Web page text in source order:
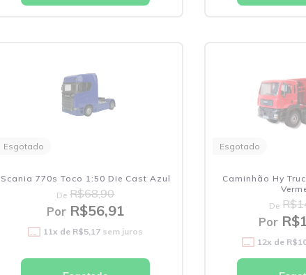
Esgotado
Scania 770s Toco 1:50 Die Cast Azul
De R$68,90
PorR$56,91
11x de R$5,17 sem juros
Esgotado
Caminhão Hy
De
Por
12x de